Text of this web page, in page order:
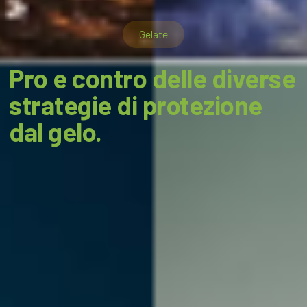
Gelate
Pro e contro delle diverse
strategie di protezione
dal gelo.